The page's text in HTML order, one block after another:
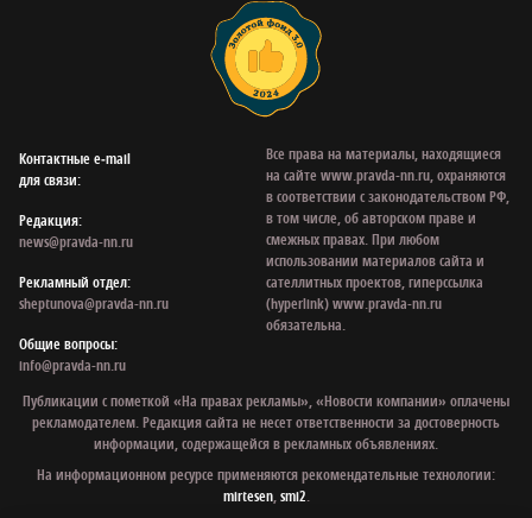
Контактные e‑mail
для связи:
Редакция:
news@pravda-nn.ru
Рекламный отдел:
sheptunova@pravda-nn.ru
Общие вопросы:
info@pravda-nn.ru
Все права на материалы, находящиеся
на сайте www.pravda-nn.ru, охраняются
в соответствии с законодательством РФ,
в том числе, об авторском праве и
смежных правах. При любом
использовании материалов сайта и
сателлитных проектов, гиперссылка
(hyperlink) www.pravda-nn.ru
обязательна.
Публикации с пометкой «На правах рекламы», «Новости компании» оплачены
рекламодателем. Редакция сайта не несет ответственности за достоверность
информации, содержащейся в рекламных объявлениях.
На информационном ресурсе применяются рекомендательные технологии:
mirtesen,smi2.